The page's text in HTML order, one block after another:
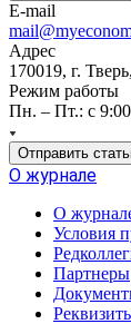
E-mail
Адрес
170019, г.
Режим работы
Пн. – Пт.: с
Отправить
О журнале
О
Условия
Партнеры